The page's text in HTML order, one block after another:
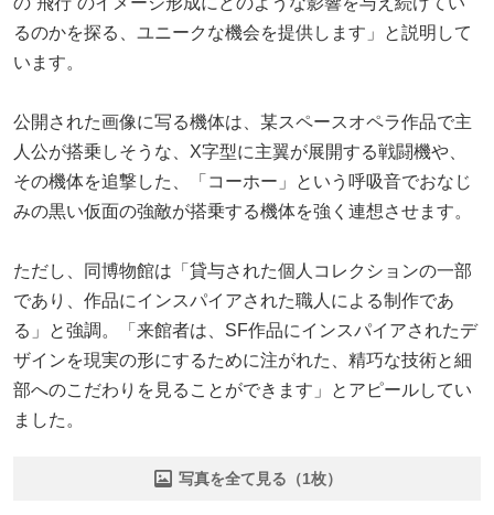
るのかを探る、ユニークな機会を提供します」と説明して
います。
公開された画像に写る機体は、某スペースオペラ作品で主
人公が搭乗しそうな、X字型に主翼が展開する戦闘機や、
その機体を追撃した、「コーホー」という呼吸音でおなじ
みの黒い仮面の強敵が搭乗する機体を強く連想させます。
ただし、同博物館は「貸与された個人コレクションの一部
であり、作品にインスパイアされた職人による制作であ
る」と強調。「来館者は、SF作品にインスパイアされたデ
ザインを現実の形にするために注がれた、精巧な技術と細
部へのこだわりを見ることができます」とアピールしてい
ました。
写真を全て見る（1枚）